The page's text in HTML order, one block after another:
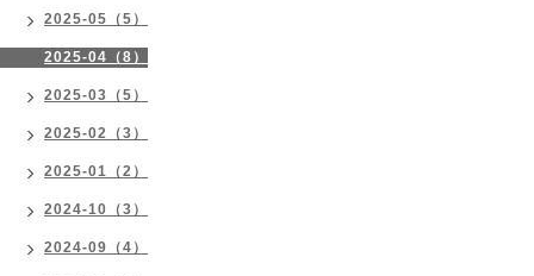
2025-05（5）
2025-04（8）
2025-03（5）
2025-02（3）
2025-01（2）
2024-10（3）
2024-09（4）